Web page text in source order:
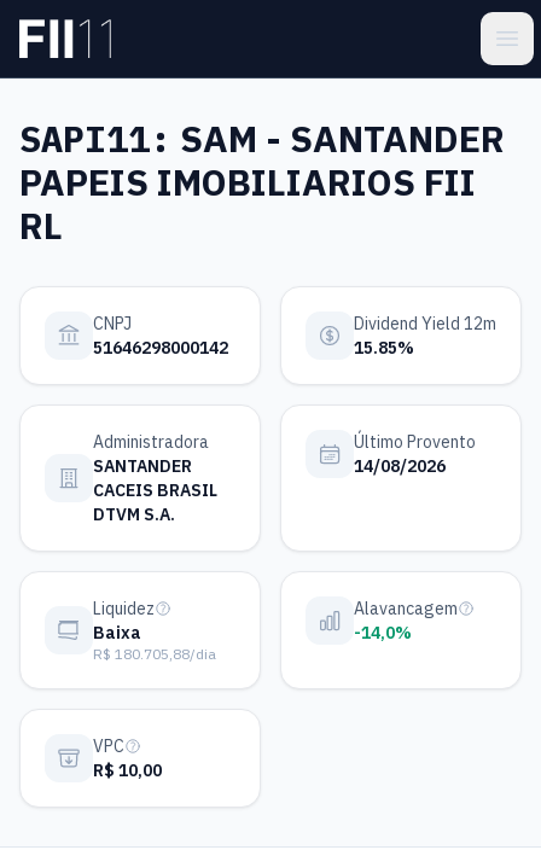
Pular para o conteúdo principal
SAPI11: SAM - SANTANDER
PAPEIS IMOBILIARIOS FII
RL
CNPJ
51646298000142
Dividend Yield 12m
15.85%
Administradora
SANTANDER
CACEIS BRASIL
DTVM S.A.
Último Provento
14/08/2026
Liquidez
Baixa
R$ 180.705,88/dia
Alavancagem
-14,0%
VPC
R$ 10,00